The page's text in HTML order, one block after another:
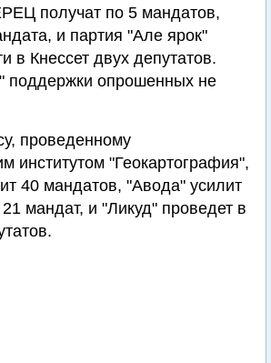
получат по 5 мандатов,
и партия "Але ярок"
в Кнессет двух депутатов.
поддержки опрошенных не
проведенному
институтом "Геокартография",
40 мандатов, "Авода" усилит
мандат, и "Ликуд" проведет в